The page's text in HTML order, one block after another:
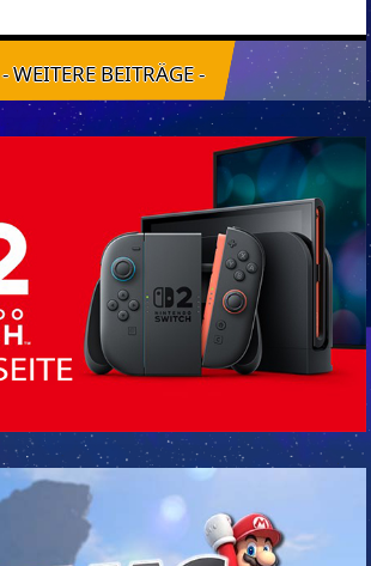
- WEITERE BEITRÄGE -